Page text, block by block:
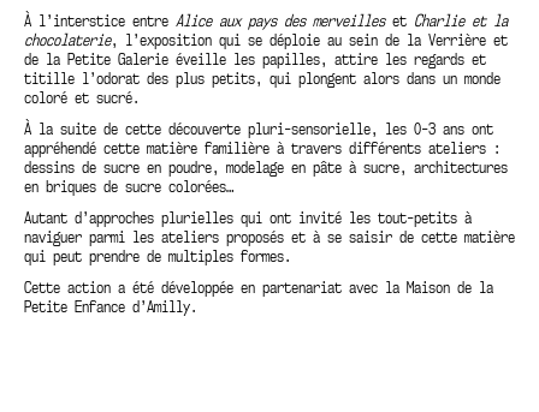
À l’interstice entre Alice aux pays des merveilleset Charlie et la
chocolaterie, l’exposition qui se déploie au sein de la Verrière et
de la Petite Galerie éveille les papilles, attire les regards et
titille l’odorat des plus petits, qui plongent alors dans un monde
coloré et sucré.
À la suite de cette découverte pluri-sensorielle, les 0-3 ans ont
appréhendé cette matière familière à travers différents ateliers :
dessins de sucre en poudre, modelage en pâte à sucre, architectures
en briques de sucre colorées…
Autant d’approches plurielles qui ont invité les tout-petits à
naviguer parmi les ateliers proposés et à se saisir de cette matière
qui peut prendre de multiples formes.
Cette action a été développée en partenariat avec la Maison de la
Petite Enfance d’Amilly.